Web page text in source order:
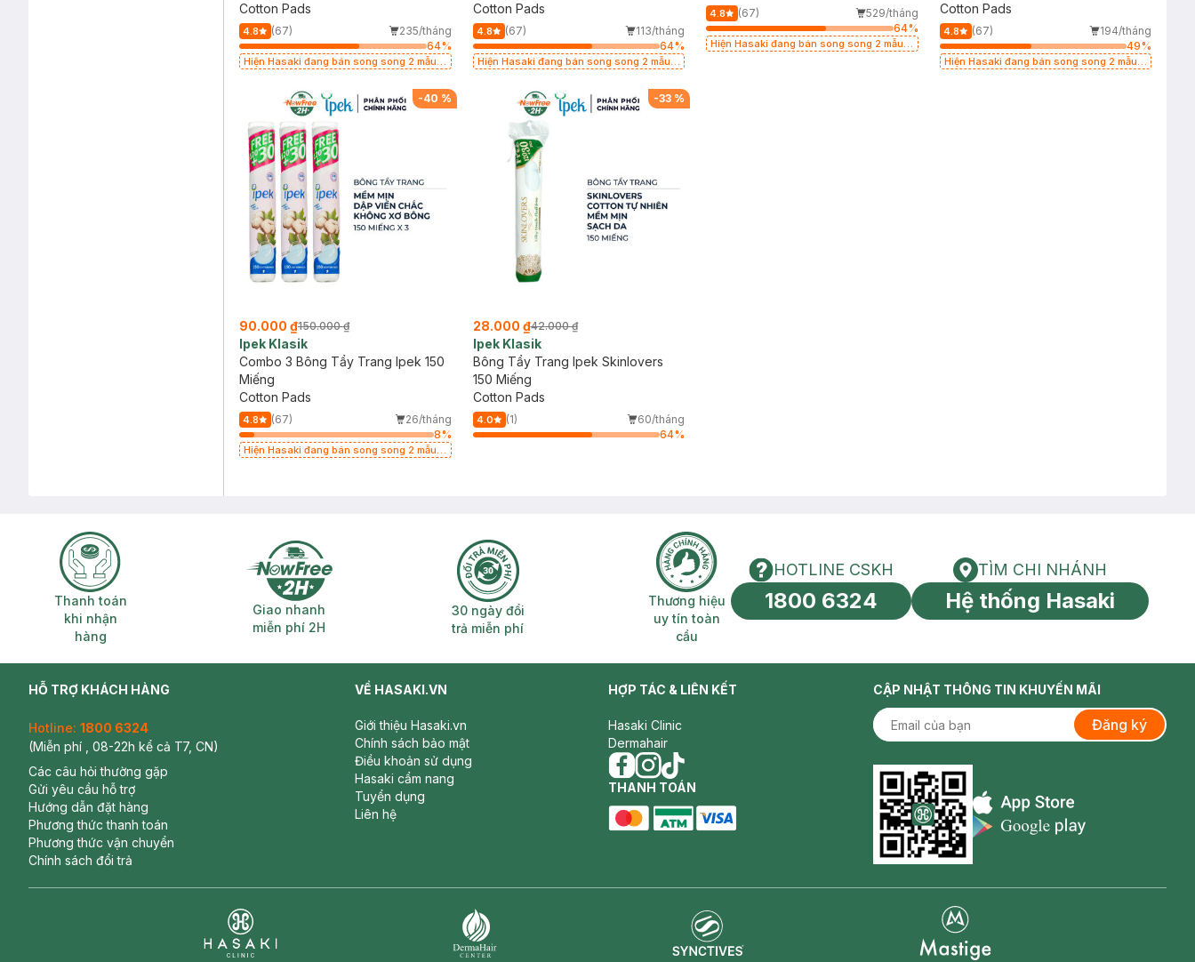
Cotton Pads
4.8 (67)
235/tháng
64%
Hiện Hasaki đang bán song song 2 mẫu
Cotton Pads
4.8 (67)
113/tháng
64%
Hiện Hasaki đang bán song song 2 mẫu
4.8 (67)
529/tháng
64%
Hiện Hasaki đang bán song song 2 mẫu
Cotton Pads
4.8 (67)
194/tháng
49%
Hiện Hasaki đang bán song song 2 mẫu
-40 %
90.000 ₫150.000 ₫
Ipek Klasik
Combo 3 Bông Tẩy Trang Ipek 150
Miếng
Cotton Pads
4.8 (67)
26/tháng
8%
Hiện Hasaki đang bán song song 2 mẫu
-33 %
28.000 ₫42.000 ₫
Ipek Klasik
Bông Tẩy Trang Ipek Skinlovers
150 Miếng
Cotton Pads
4.0 (1)
60/tháng
64%
Thanh toán khi nhận hàng
Thanh toán
khi nhận
hàng
Giao nhanh miễn phí 2H
Giao nhanh
miễn phí 2H
30 ngày đổi trả miễn phí
30 ngày đổi
trả miễn phí
Thương hiệu uy tín toàn cầu
Thương hiệu
uy tín toàn
cầu
HOTLINE CSKH
HOTLINE CSKH
1800 6324
Tìm chi nhánh
TÌM CHI NHÁNH
Hệ thống Hasaki
HỖ TRỢ KHÁCH HÀNG
Hotline: 1800 6324
(Miễn phí , 08-22h kể cả T7, CN)
Các câu hỏi thường gặp
Gửi yêu cầu hỗ trợ
Hướng dẫn đặt hàng
Phương thức thanh toán
Phương thức vận chuyển
Chính sách đổi trả
VỀ HASAKI.VN
Giới thiệu Hasaki.vn
Chính sách bảo mật
Điều khoản sử dụng
Hasaki cẩm nang
Tuyển dụng
Liên hệ
HỢP TÁC & LIÊN KẾT
Hasaki Clinic
Dermahair
facebook
instagram
tiktok
THANH TOÁN
CẬP NHẬT THÔNG TIN KHUYẾN MÃI
Đăng ký
Appstore icon